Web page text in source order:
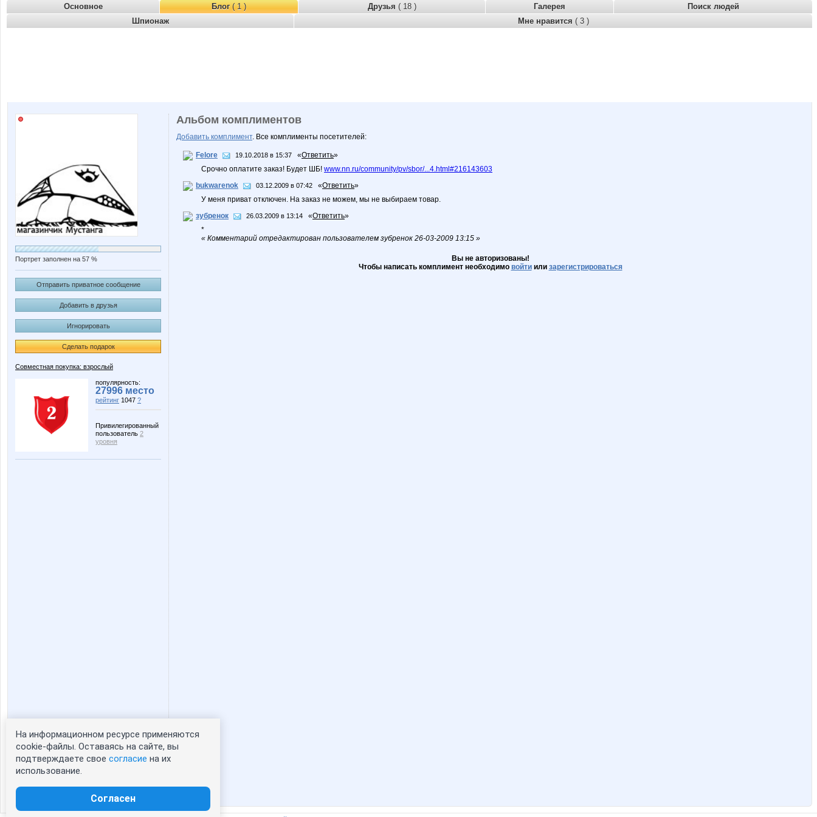
Основное Блог( 1 ) Друзья ( 18 ) Галерея
Поиск людей
Шпионаж
Мне нравится ( 3 )
Портрет заполнен на 57 %
Отправить приватное сообщение
Добавить в друзья
Игнорировать
Сделать подарок
Совместная покупка: взрослый
популярность:
27996 место
рейтинг 1047 ?
Привилегированный
пользователь 2
уровня
Статистика портрета:
сейчас просматривают портрет - 0
зарегистрированные пользователи
Альбом комплиментов
Добавить комплимент. Все комплименты посетителей:
Felore 19.10.2018 в 15:37 «Ответить»
Срочно оплатите заказ! Будет ШБ! www.nn.ru/community/pv/sbor/...4.html#216143603
bukwarenok
03.12.2009 в 07:42 «Ответить»
У меня приват отключен. На заказ не можем, мы не выбираем товар.
зубренок
26.03.2009 в 13:14 «Ответить»
*
« Комментарий отредактирован пользователем зубренок 26-03-2009 13:15 »
Вы не авторизованы!
Чтобы написать комплимент необходимо войтиили зарегистрироваться
На информационном ресурсе применяются
cookie-файлы. Оставаясь на сайте, вы
подтверждаете свое согласие на их
использование.
Согласен